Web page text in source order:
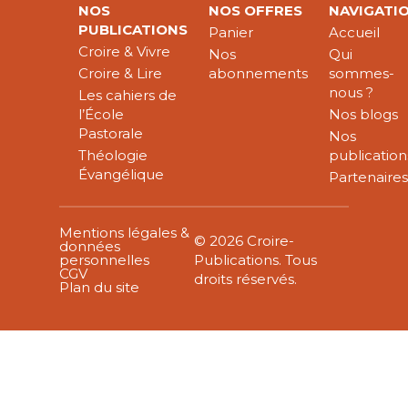
NOS
PUBLICATIONS
Croire & Vivre
Croire & Lire
Les cahiers de
l’École
Pastorale
Théologie
Évangélique
NOS OFFRES
Panier
Nos
abonnements
Accueil
Qui
sommes-
nous ?
Nos blogs
Nos
Partenaires
Mentions légales &
données
personnelles
CGV
Plan du site
© 2026 Croire-
Publications. Tous
droits réservés.